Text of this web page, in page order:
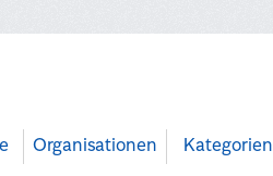
Organisationen Kategorien